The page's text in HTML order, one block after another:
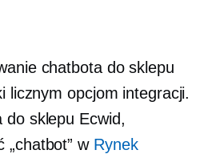
chatbota do sklepu
licznym opcjom integracji.
do sklepu Ecwid,
„chatbot” w Rynek